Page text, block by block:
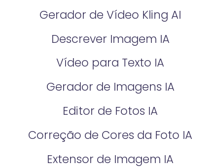
Gerador de Vídeo Kling AI
Descrever Imagem IA
Vídeo para Texto IA
Gerador de Imagens IA
Editor de Fotos IA
Correção de Cores da Foto IA​
Extensor de Imagem IA